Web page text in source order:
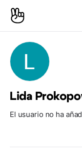
Lida
El usuario no ha